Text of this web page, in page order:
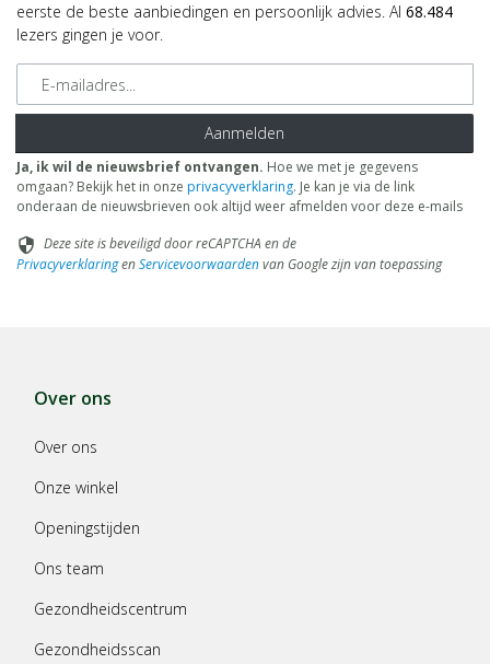
eerste de beste aanbiedingen en persoonlijk advies. Al 68.484
lezers gingen je voor.
E-mailadres
Aanmelden
Ja, ik wil de nieuwsbrief ontvangen. Hoe we met je gegevens
omgaan? Bekijk het in onze privacyverklaring. Je kan je via de link
onderaan de nieuwsbrieven ook altijd weer afmelden voor deze e-mails
security Deze site is beveiligd door reCAPTCHA en de
PrivacyverklaringenServicevoorwaardenvan Google zijn van toepassing
Over ons
Over ons
Onze winkel
Openingstijden
Ons team
Gezondheidscentrum
Gezondheidsscan